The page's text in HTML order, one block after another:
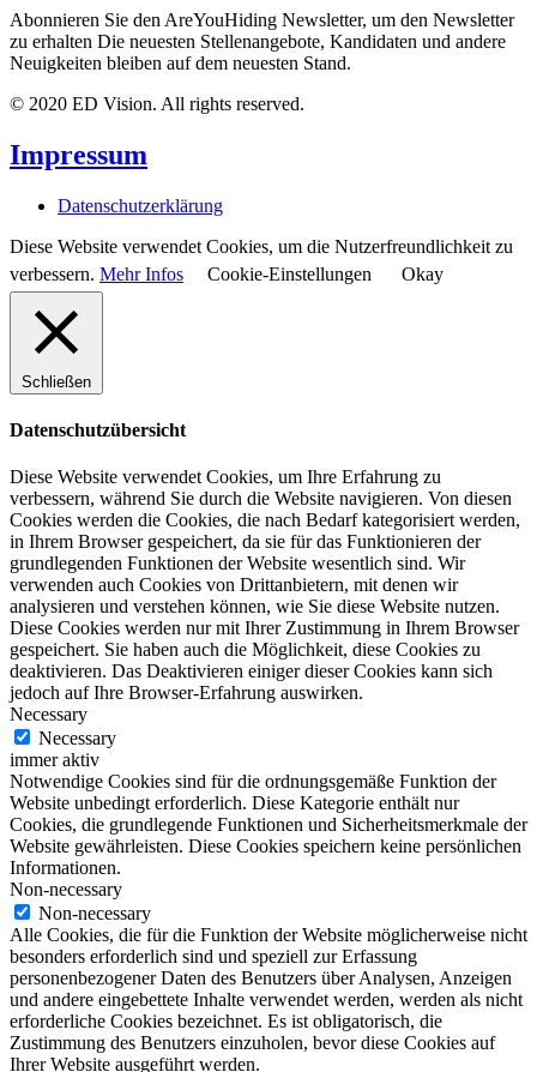
Abonnieren Sie den AreYouHiding Newsletter, um den Newsletter
zu erhalten Die neuesten Stellenangebote, Kandidaten und andere
Neuigkeiten bleiben auf dem neuesten Stand.
© 2020 ED Vision. All rights reserved.
Impressum
Datenschutzerklärung
Diese Website verwendet Cookies, um die Nutzerfreundlichkeit zu
verbessern. Mehr Infos Cookie-Einstellungen Okay
Schließen
Datenschutzübersicht
Diese Website verwendet Cookies, um Ihre Erfahrung zu
verbessern, während Sie durch die Website navigieren. Von diesen
Cookies werden die Cookies, die nach Bedarf kategorisiert werden,
in Ihrem Browser gespeichert, da sie für das Funktionieren der
grundlegenden Funktionen der Website wesentlich sind. Wir
verwenden auch Cookies von Drittanbietern, mit denen wir
analysieren und verstehen können, wie Sie diese Website nutzen.
Diese Cookies werden nur mit Ihrer Zustimmung in Ihrem Browser
gespeichert. Sie haben auch die Möglichkeit, diese Cookies zu
deaktivieren. Das Deaktivieren einiger dieser Cookies kann sich
jedoch auf Ihre Browser-Erfahrung auswirken.
Necessary
Necessary
immer aktiv
Notwendige Cookies sind für die ordnungsgemäße Funktion der
Website unbedingt erforderlich. Diese Kategorie enthält nur
Cookies, die grundlegende Funktionen und Sicherheitsmerkmale der
Website gewährleisten. Diese Cookies speichern keine persönlichen
Informationen.
Non-necessary
Non-necessary
Alle Cookies, die für die Funktion der Website möglicherweise nicht
besonders erforderlich sind und speziell zur Erfassung
personenbezogener Daten des Benutzers über Analysen, Anzeigen
und andere eingebettete Inhalte verwendet werden, werden als nicht
erforderliche Cookies bezeichnet. Es ist obligatorisch, die
Zustimmung des Benutzers einzuholen, bevor diese Cookies auf
Ihrer Website ausgeführt werden.